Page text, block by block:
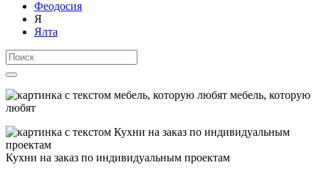
Феодосия
Я
Ялта
мебель, которую
любят
Кухни на заказ по индивидуальным проектам